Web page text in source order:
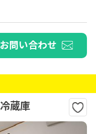
お問い合わせ
蔵庫